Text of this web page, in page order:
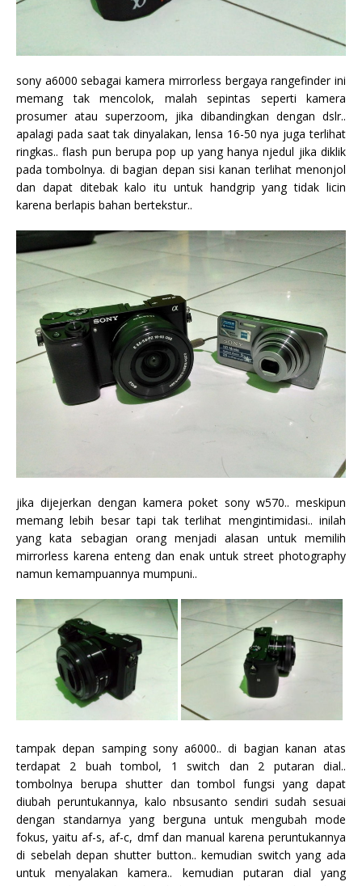
sony a6000 sebagai kamera mirrorless bergaya rangefinder ini
memang tak mencolok, malah sepintas seperti kamera
prosumer atau superzoom, jika dibandingkan dengan dslr..
apalagi pada saat tak dinyalakan, lensa 16-50 nya juga terlihat
ringkas.. flash pun berupa pop up yang hanya njedul jika diklik
pada tombolnya. di bagian depan sisi kanan terlihat menonjol
dan dapat ditebak kalo itu untuk handgrip yang tidak licin
karena berlapis bahan bertekstur..
jika dijejerkan dengan kamera poket sony w570.. meskipun
memang lebih besar tapi tak terlihat mengintimidasi.. inilah
yang kata sebagian orang menjadi alasan untuk memilih
mirrorless karena enteng dan enak untuk street photography
namun kemampuannya mumpuni..
tampak depan samping sony a6000.. di bagian kanan atas
terdapat 2 buah tombol, 1 switch dan 2 putaran dial..
tombolnya berupa shutter dan tombol fungsi yang dapat
diubah peruntukannya, kalo nbsusanto sendiri sudah sesuai
dengan standarnya yang berguna untuk mengubah mode
fokus, yaitu af-s, af-c, dmf dan manual karena peruntukannya
di sebelah depan shutter button.. kemudian switch yang ada
untuk menyalakan kamera.. kemudian putaran dial yang